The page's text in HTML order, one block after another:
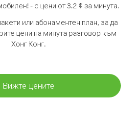
- с цени от 3.2 ¢ за минута.
или абонаментен план, за да
цени на минута разговор към
Хонг Конг.
Вижте цените